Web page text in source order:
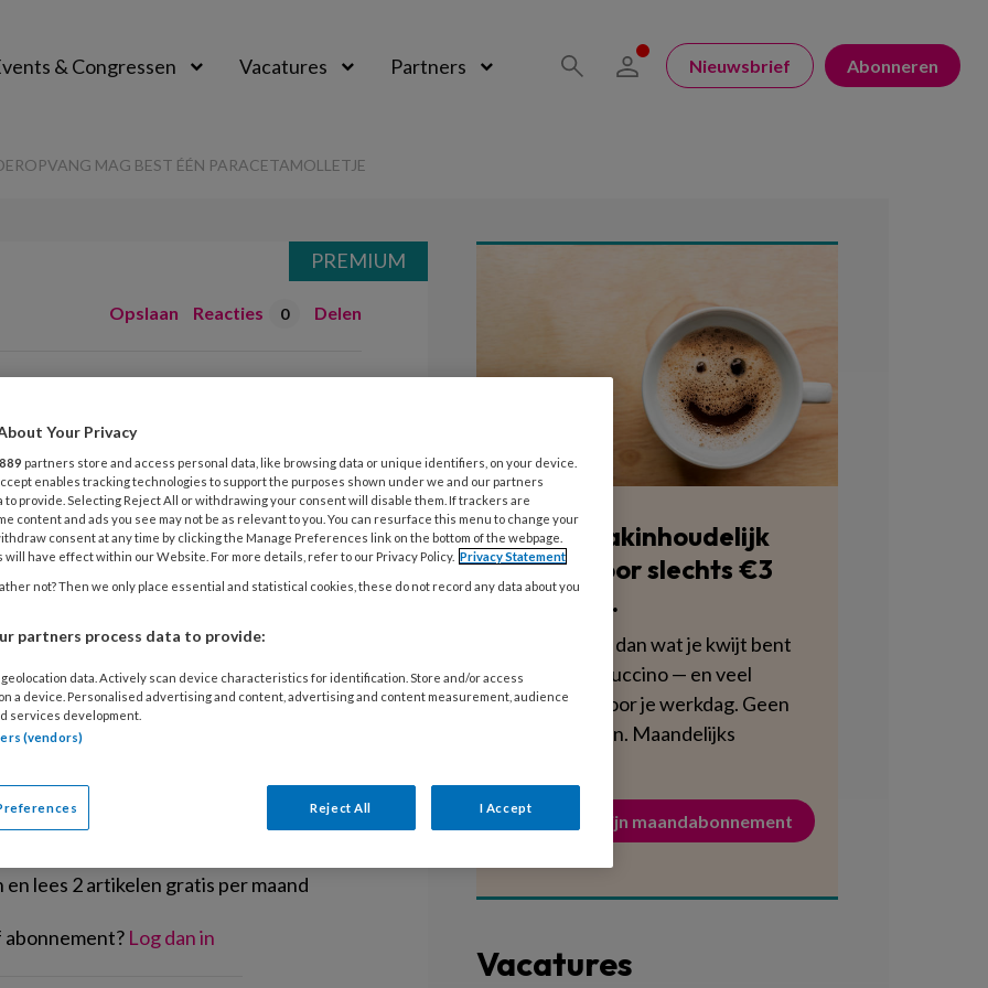
& Congressen Vacatures Partners Nieuwsbrief Abonneren
MAG BEST ÉÉN PARACETAMOLLETJE
Opslaan Reacties 0 Delen
op
best één
aan een ziek kind. Terwijl zowel
huisarts Bernard Leenstra deze eerste
lezen?
lees 2 artikelen gratis per maand
Log dan in
PREMIUM
Blijf vakinhoudelijk
scherp voor slechts €3
per week.
Dat is minder dan wat je kwijt bent
aan een cappuccino — en veel
voedzamer voor je werkdag. Geen
verplichtingen. Maandelijks
Activeer mijn maandabonnement
Vacatures
Your Privacy
889 partners store and access personal data, like browsing data or unique identifiers, on your device.
enables tracking technologies to support the purposes shown under we and our partners
to provide. Selecting Reject All or withdrawing your consent will disable them. If trackers are
content and ads you see may not be as relevant to you. You can resurface this menu to change your
consent at any time by clicking the Manage Preferences link on the bottom of the webpage.
will have effect within our Website. For more details, refer to our Privacy Policy. Privacy Statement
not? Then we only place essential and statistical cookies, these do not record any data about you
partners process data to provide:
data. Actively scan device characteristics for identification. Store and/or access
a device. Personalised advertising and content, advertising and content measurement, audience
services development.
(vendors)
Reject All I Accept